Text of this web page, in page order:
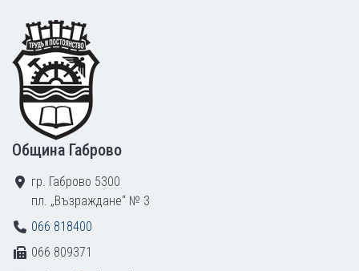
Footer
Община Габрово
гр. Габрово 5300
пл. „Възраждане“ № 3
066 818400
066 809371